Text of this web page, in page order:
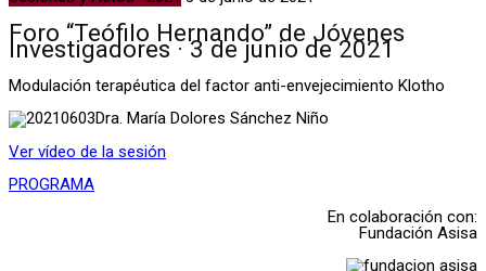
Foro “Teófilo Hernando” de Jóvenes
Investigadores · 3 de junio de 2021
Modulación terapéutica del factor anti-envejecimiento Klotho
Dra. María Dolores Sánchez Niño
Ver vídeo de la sesión
PROGRAMA
En colaboración con:
Fundación Asisa